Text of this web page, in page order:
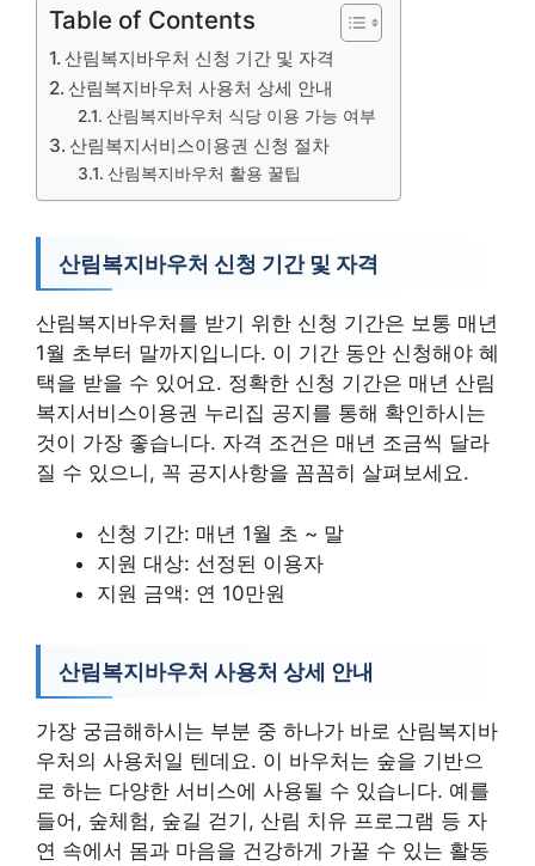
Table of Contents
산림복지바우처 신청 기간 및 자격
산림복지바우처 사용처 상세 안내
산림복지바우처 식당 이용 가능 여부
산림복지서비스이용권 신청 절차
산림복지바우처 활용 꿀팁
산림복지바우처 신청 기간 및 자격
산림복지바우처를 받기 위한 신청 기간은 보통 매년
1월 초부터 말까지입니다. 이 기간 동안 신청해야 혜
택을 받을 수 있어요. 정확한 신청 기간은 매년 산림
복지서비스이용권 누리집 공지를 통해 확인하시는
것이 가장 좋습니다. 자격 조건은 매년 조금씩 달라
질 수 있으니, 꼭 공지사항을 꼼꼼히 살펴보세요.
신청 기간: 매년 1월 초 ~ 말
지원 대상: 선정된 이용자
지원 금액: 연 10만원
산림복지바우처 사용처 상세 안내
가장 궁금해하시는 부분 중 하나가 바로 산림복지바
우처의 사용처일 텐데요. 이 바우처는 숲을 기반으
로 하는 다양한 서비스에 사용될 수 있습니다. 예를
들어, 숲체험, 숲길 걷기, 산림 치유 프로그램 등 자
연 속에서 몸과 마음을 건강하게 가꿀 수 있는 활동